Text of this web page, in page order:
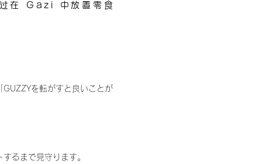
过在 Gazi 中放置零食
を転がすと良いことが
るまで見守ります。